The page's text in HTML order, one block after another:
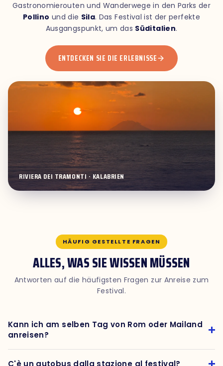
Gastronomierouten und Wanderwege in den Parks der
Pollino und die Sila. Das Festival ist der perfekte
Ausgangspunkt, um das Süditalien.
ENTDECKEN SIE DIE ERLEBNISSE
RIVIERA DEI TRAMONTI · KALABRIEN
HÄUFIG GESTELLTE FRAGEN
ALLES, WAS SIE WISSEN MÜSSEN
Antworten auf die häufigsten Fragen zur Anreise zum
Festival.
Kann ich am selben Tag von Rom oder Mailand
anreisen?
C'è un autobus dalla stazione al festival?